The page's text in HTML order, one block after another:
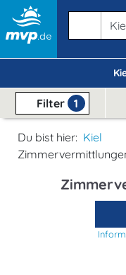
Filter 1
Du bist hier: Kiel